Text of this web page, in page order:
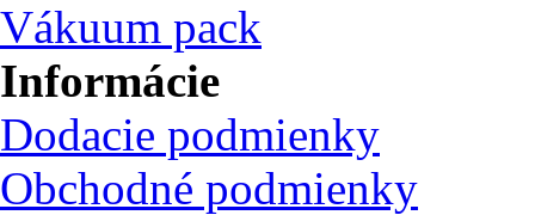
Vákuum pack
Informácie
Dodacie podmienky
Obchodné podmienky